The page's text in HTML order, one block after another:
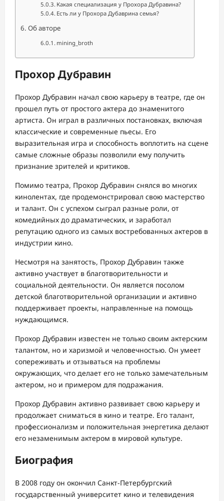
Какая специализация у Прохора Дубравина?
Есть ли у Прохора Дубаврина семья?
Об авторе
mining_broth
Прохор Дубравин
Прохор Дубравин начал свою карьеру в театре, где он
прошел путь от простого актера до знаменитого
артиста. Он играл в различных постановках, включая
классические и современные пьесы. Его
выразительная игра и способность воплотить на сцене
самые сложные образы позволили ему получить
признание зрителей и критиков.
Помимо театра, Прохор Дубравин снялся во многих
кинолентах, где продемонстрировал свою мастерство
и талант. Он с успехом сыграл разные роли, от
комедийных до драматических, и заработал
репутацию одного из самых востребованных актеров в
индустрии кино.
Несмотря на занятость, Прохор Дубравин также
активно участвует в благотворительности и
социальной деятельности. Он является посолом
детской благотворительной организации и активно
поддерживает проекты, направленные на помощь
нуждающимся.
Прохор Дубравин известен не только своим актерским
талантом, но и харизмой и человечностью. Он умеет
сопереживать и отзываться на проблемы
окружающих, что делает его не только замечательным
актером, но и примером для подражания.
Прохор Дубравин активно развивает свою карьеру и
продолжает сниматься в кино и театре. Его талант,
профессионализм и положительная энергетика делают
его незаменимым актером в мировой культуре.
Биография
В 2008 году он окончил Санкт-Петербургский
государственный университет кино и телевидения